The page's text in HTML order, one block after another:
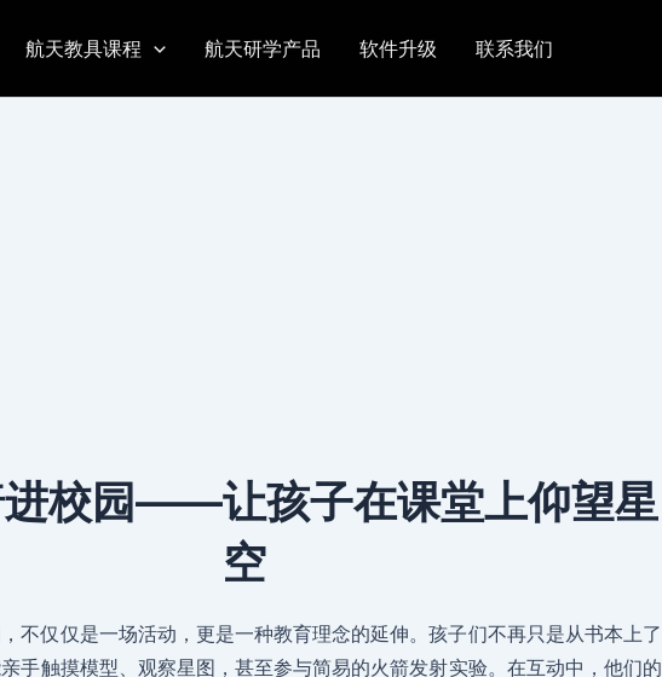
航天教具课程 航天研学产品 软件升级 联系我们
上仰望星空
进校园——让孩子在课堂上仰望星
空
不仅仅是一场活动，更是一种教育理念的延伸。孩子们不再只是从书本上了
手触摸模型、观察星图，甚至参与简易的火箭发射实验。在互动中，他们的